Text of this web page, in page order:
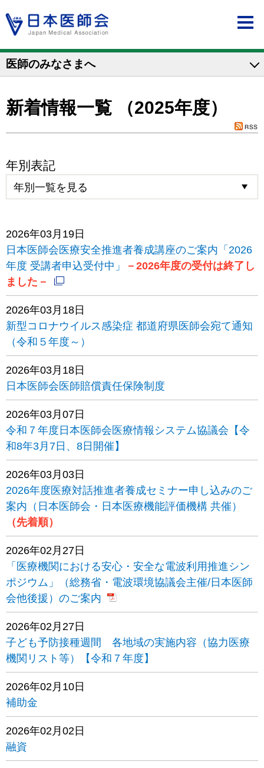
医師のみなさまへ
新着情報一覧 （2025年度）
年別表記
2026年03月19日
日本医師会医療安全推進者養成講座のご案内「2026
年度 受講者申込受付中」
－2026年度の受付は終了し
ました－
2026年03月18日
新型コロナウイルス感染症 都道府県医師会宛て通知
（令和５年度～）
2026年03月18日
日本医師会医師賠償責任保険制度
2026年03月07日
令和７年度日本医師会医療情報システム協議会【令
和8年3月7日、8日開催】
2026年03月03日
2026年度医療対話推進者養成セミナー申し込みのご
案内（日本医師会・日本医療機能評価機構 共催）
（先着順）
2026年02月27日
「医療機関における安心・安全な電波利用推進シン
ポジウム」（総務省・電波環境協議会主催/日本医師
会他後援）のご案内
2026年02月27日
子ども予防接種週間 各地域の実施内容（協力医療
機関リスト等）【令和７年度】
2026年02月10日
補助金
2026年02月02日
融資